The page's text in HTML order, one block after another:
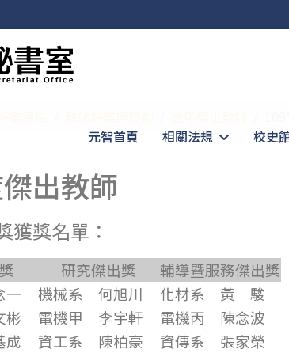
元智首頁 相關法規 校史
出教師
獲獎名單：
研究傑出獎
輔導暨服務傑出獎
一 機械系 何旭川
化材系 黃 駿
彬 電機甲 李宇軒
電機丙 陳念波
成 資工系 陳柏豪
資傳系 張家榮